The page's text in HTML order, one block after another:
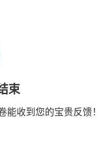
束
能收到您的宝贵反馈！